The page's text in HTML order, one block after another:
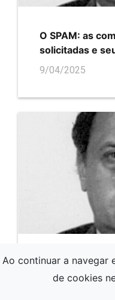
O SPAM: as
solicitadas e
9/04/2025
DIREITOS À
FACTURA POR
E DOS
Ao continuar a navegar
de cookies